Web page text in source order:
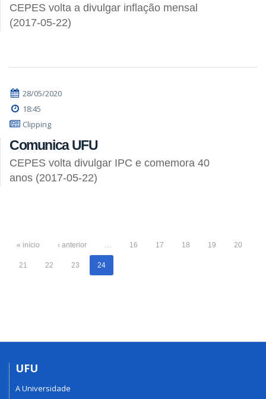
CEPES volta a divulgar inflação mensal
(2017-05-22)
28/05/2020
18:45
Clipping
Comunica UFU
CEPES volta divulgar IPC e comemora 40
anos (2017-05-22)
« início ‹ anterior 16 17 18 19 20
21 22 23 24
UFU
A Universidade